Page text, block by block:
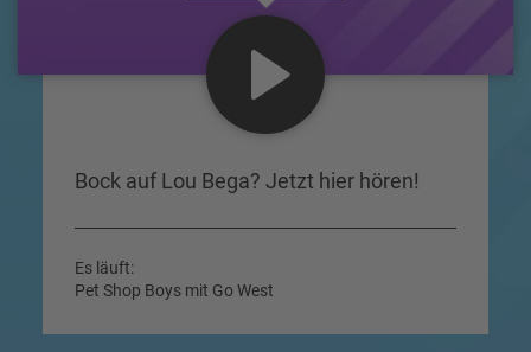
Bock auf Lou Bega? Jetzt hier hören!
Es läuft:
Pet Shop Boys mit Go West